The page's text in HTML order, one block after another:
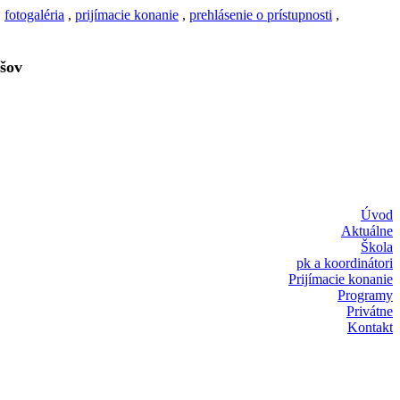
fotogaléria , prijímacie konanie , prehlásenie o prístupnosti ,
Úvod
Aktuálne
Škola
pk a koordinátori
Prijímacie konanie
Programy
Privátne
Kontakt